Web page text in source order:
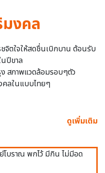
มงคล
จิตใจให้สดชื่นเบิกบาน ต้อนรับ
นปีขาล
สภาพแวดล้อมรอบๆตัว
คลในแบบไทยๆ
ดูเพิ่มเติม